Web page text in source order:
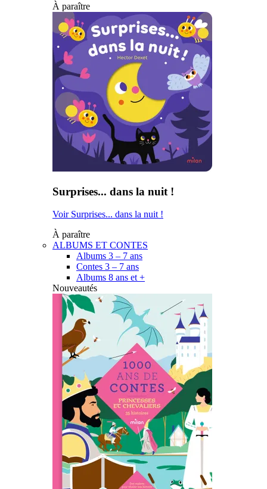
À paraître
Surprises... dans la nuit !
Voir Surprises... dans la nuit !
À paraître
ALBUMS ET CONTES
Albums 3 – 7 ans
Contes 3 – 7 ans
Albums 8 ans et +
Nouveautés